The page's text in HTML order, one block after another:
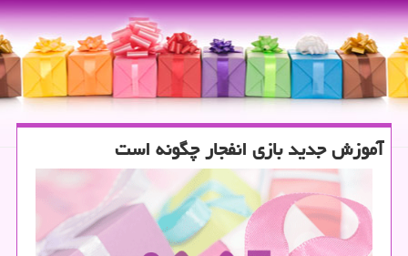
آموزش جدید بازی انفجار چگونه است